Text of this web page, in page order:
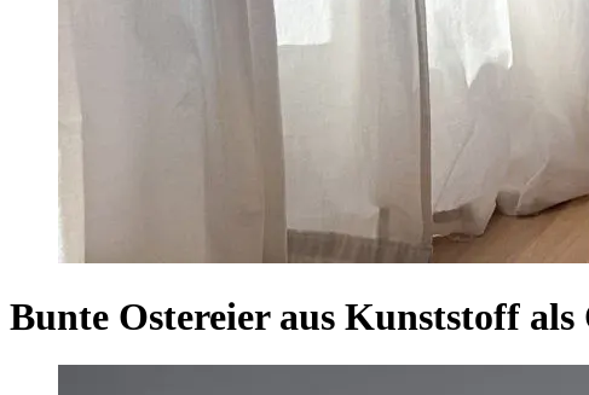
Bunte Ostereier aus Kunststoff